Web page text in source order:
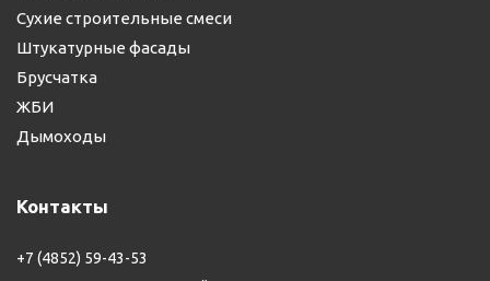
Сухие строительные смеси
Штукатурные фасады
Брусчатка
ЖБИ
Дымоходы
Контакты
+7 (4852) 59-43-53